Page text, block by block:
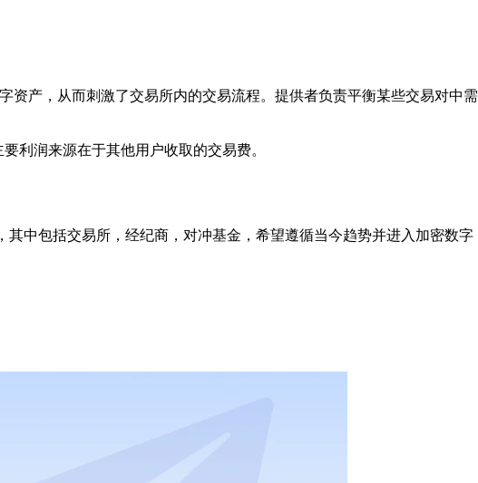
产，从而刺激了交易所内的交易流程。提供者负责平衡某些交易对中需
利润来源在于其他用户收取的交易费。
中包括交易所，经纪商，对冲基金，希望遵循当今趋势并进入加密数字